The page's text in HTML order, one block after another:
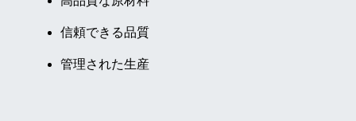
信頼できる品質
管理された生産